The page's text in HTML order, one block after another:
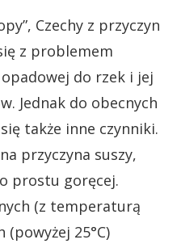
Czechy z przyczyn
z problemem
do rzek i jej
Jednak do obecnych
także inne czynniki.
przyczyna suszy,
prostu goręcej.
(z temperaturą
(powyżej 25°C)